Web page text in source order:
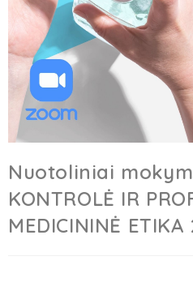
Nuotoliniai
KONTROLĖ IR
MEDICININĖ ETIKA